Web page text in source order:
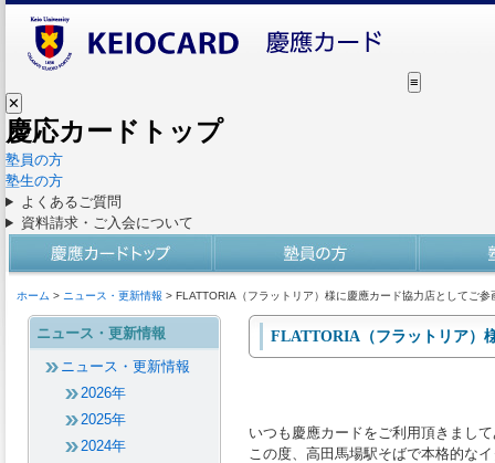
≡
✕
慶応カードトップ
塾員の方
塾生の方
よくあるご質問
資料請求・ご入会について
ホーム > ニュース・更新情報 > FLATTORIA（フラットリア）様に慶應カード協力店としてご参
ニュース・更新情報
ニュース・更新情報
2026年
2025年
2024年
FLATTORIA（フラットリア）
いつも慶應カードをご利用頂きまし
この度、高田馬場駅そばで本格的な